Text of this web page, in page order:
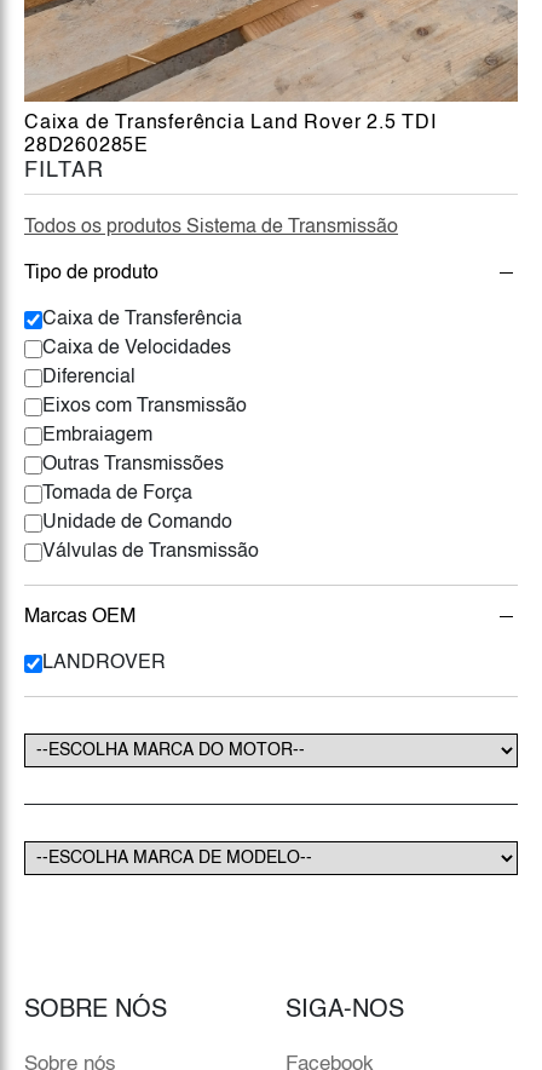
FILTAR
Todos os produtos Sistema de Transmissão
Tipo de produto
Caixa de Transferência
Caixa de Velocidades
Diferencial
Eixos com Transmissão
Embraiagem
Outras Transmissões
Tomada de Força
Unidade de Comando
Válvulas de Transmissão
Marcas OEM
LANDROVER
Caixa de Transferência Land Rover 2.5 TDI
28D260285E
SOBRE NÓS
Sobre nós
SIGA-NOS
Facebook